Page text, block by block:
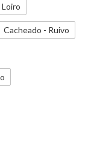
Loiro
Cacheado - Ruivo